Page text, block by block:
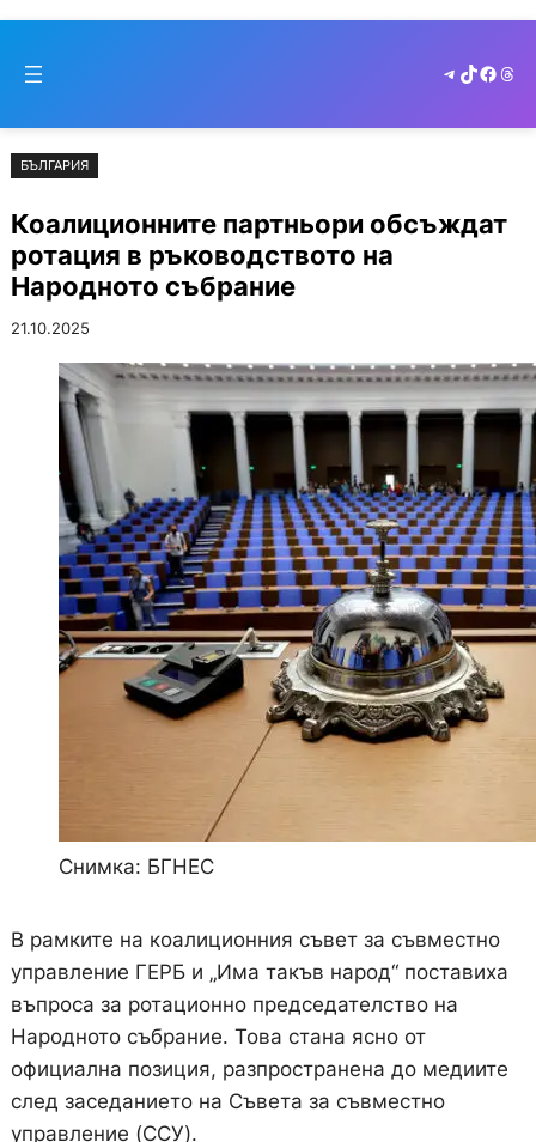
съдържанието
to
Telegram
TikTok
БЪЛГАРИЯ
Коалиционните партньори обсъждат
ротация в ръководството на
Народното събрание
21.10.2025
Снимка: БГНЕС
В рамките на коалиционния съвет за съвместно
управление ГЕРБ и „Има такъв народ“ поставиха
въпроса за ротационно председателство на
Народното събрание. Това стана ясно от
официална позиция, разпространена до медиите
след заседанието на Съвета за съвместно
управление (ССУ).